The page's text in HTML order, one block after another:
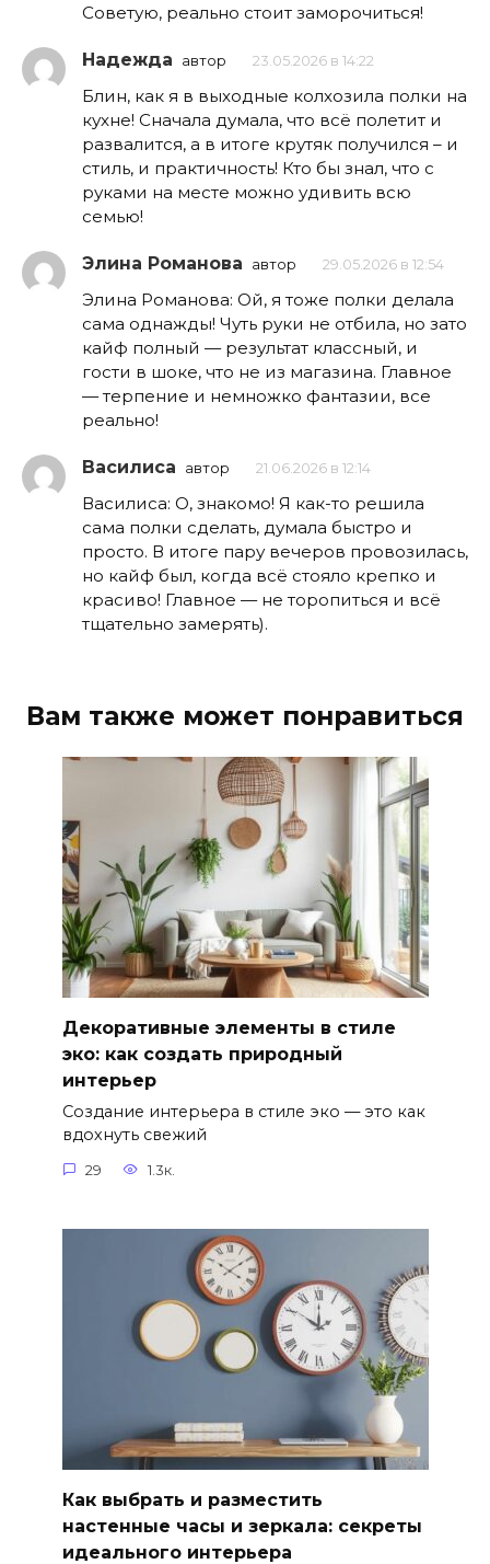
Советую, реально стоит заморочиться!
Надежда автор 23.05.2026 в 14:22
Блин, как я в выходные колхозила полки на
кухне! Сначала думала, что всё полетит и
развалится, а в итоге крутяк получился – и
стиль, и практичность! Кто бы знал, что с
руками на месте можно удивить всю
семью!
Элина Романова автор 29.05.2026 в 12:54
Элина Романова: Ой, я тоже полки делала
сама однажды! Чуть руки не отбила, но зато
кайф полный — результат классный, и
гости в шоке, что не из магазина. Главное
— терпение и немножко фантазии, все
реально!
Василиса автор 21.06.2026 в 12:14
Василиса: О, знакомо! Я как-то решила
сама полки сделать, думала быстро и
просто. В итоге пару вечеров провозилась,
но кайф был, когда всё стояло крепко и
красиво! Главное — не торопиться и всё
тщательно замерять).
Вам также может понравиться
Декоративные элементы в стиле
эко: как создать природный
интерьер
Создание интерьера в стиле эко — это как
вдохнуть свежий
29 1.3к.
Как выбрать и разместить
настенные часы и зеркала: секреты
идеального интерьера